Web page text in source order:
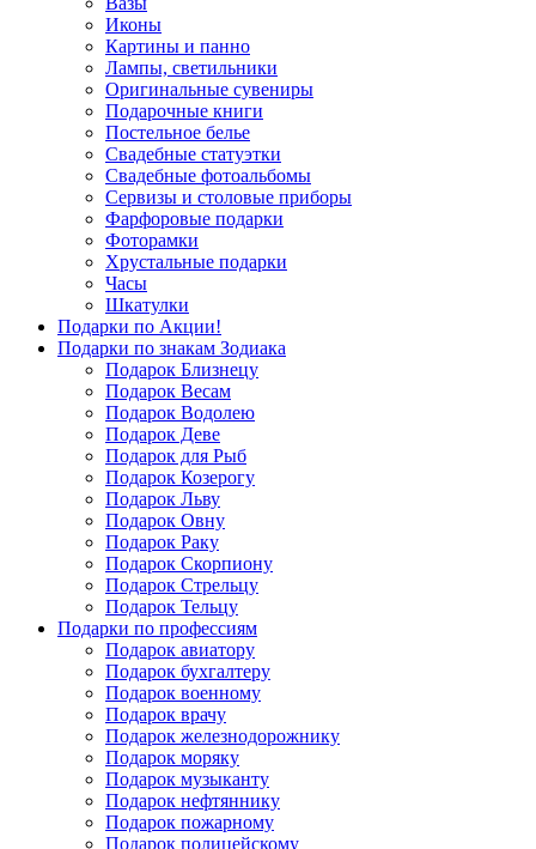
Иконы
Картины и панно
Лампы, светильники
Оригинальные сувениры
Подарочные книги
Постельное белье
Свадебные статуэтки
Свадебные фотоальбомы
Сервизы и столовые приборы
Фарфоровые подарки
Фоторамки
Хрустальные подарки
Часы
Шкатулки
Подарки по Акции!
Подарки по знакам Зодиака
Подарок Близнецу
Подарок Весам
Подарок Водолею
Подарок Деве
Подарок для Рыб
Подарок Козерогу
Подарок Льву
Подарок Овну
Подарок Раку
Подарок Скорпиону
Подарок Стрельцу
Подарок Тельцу
Подарки по профессиям
Подарок авиатору
Подарок бухгалтеру
Подарок военному
Подарок врачу
Подарок железнодорожнику
Подарок моряку
Подарок музыканту
Подарок нефтяннику
Подарок пожарному
Подарок полицейскому